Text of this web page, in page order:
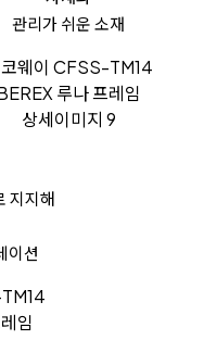
관리가 쉬운 소재
지지해
이션